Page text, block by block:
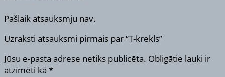
Pašlaik atsauksmju nav.
Uzraksti atsauksmi pirmais par “T-krekls”
Jūsu e-pasta adrese netiks publicēta. Obligātie lauki ir
atzīmēti kā *